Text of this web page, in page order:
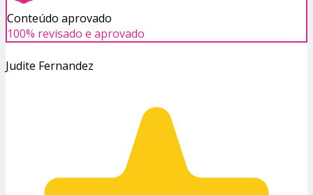
Conteúdo aprovado
100% revisado e aprovado
Judite Fernandez